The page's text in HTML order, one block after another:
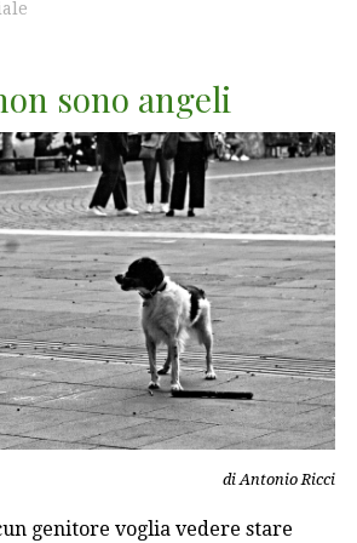
sono angeli
di Antonio Ricci
genitore voglia vedere stare